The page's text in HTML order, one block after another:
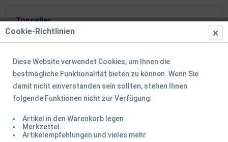
Topseller
Savage Gear Seeker ISP 102mm 28g 5 Farben
Cookie-Richtlinien
Diese Website verwendet Cookies, um Ihnen die
bestmögliche Funktionalität bieten zu können. Wenn Sie
damit nicht einverstanden sein sollten, stehen Ihnen
folgende Funktionen nicht zur Verfügung:
Artikel in den Warenkorb legen
Merkzettel
Artikelempfehlungen und vieles mehr